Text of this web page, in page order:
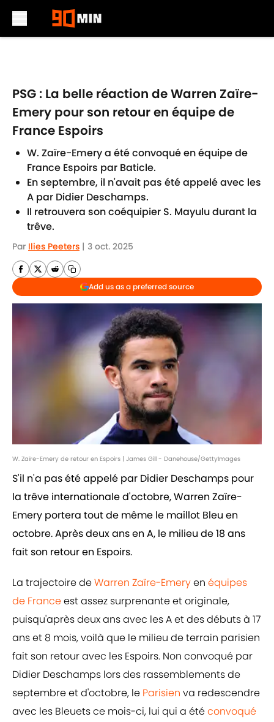
PSG : La belle réaction de Warren Zaïre-
Emery pour son retour en équipe de
France Espoirs
W. Zaïre-Emery a été convoqué en équipe de
France Espoirs par Baticle.
En septembre, il n'avait pas été appelé avec les
A par Didier Deschamps.
Il retrouvera son coéquipier S. Mayulu durant la
trêve.
Par Ilies Peeters | 3 oct. 2025
Add us as a preferred source
W. Zaïre-Emery de retour en Espoirs | James Gill - Danehouse/GettyImages
S'il n'a pas été appelé par Didier Deschamps pour
la trêve internationale d'octobre, Warren Zaïre-
Emery portera tout de même le maillot Bleu en
octobre. Après deux ans en A, le milieu de 18 ans
fait son retour en Espoirs.
La trajectoire deWarren Zaïre-Emeryen équipes
de Franceest assez surprenante et originale,
puisqu'après deux ans avec les A et des débuts à 17
ans et 8 mois, voilà que le milieu de terrain parisien
fait son retour avec les Espoirs. Non convoqué par
Didier Deschamps lors des rassemblements de
septembre et d'octobre, le Parisien va redescendre
avec les Bleuets ce mois-ci, lui qui a étéconvoqué